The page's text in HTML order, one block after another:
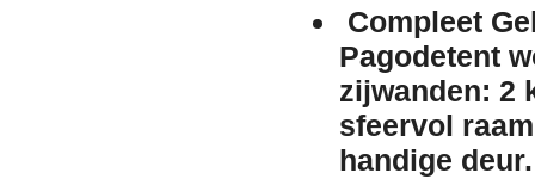
Compleet
Pagodetent
zijwanden: 2
sfeervol
handige deur.